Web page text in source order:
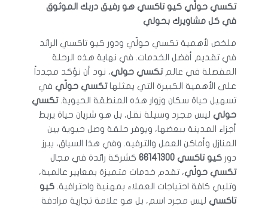
تكسي حولّي كيو تاكسي هو رفيق دربك الموثوق
في كل مشاويرك بحولي
ملخص لأهمية تكسي حولّي ودور كيو تاكسي الرائد
في تقديم أفضل الخدمات. في نهاية هذه الرحلة
المفصلة في عالمتكسي حولي، نود أن نؤكد مجدداً
على الأهمية الكبيرة التي يمثلهاتكسي حولّي في
تسهيل حياة سكان وزوار هذه المنطقة الحيوية.تكسي
حولي ليس مجرد وسيلة نقل، بل هو شريان حياة يربط
أجزاء المدينة ببعضها، ويوفر حلقة وصل حيوية بين
المنازل وأماكن العمل والترفيه. وفي هذا السياق، يبرز
دور كيو تاكسي 66141300
كشركة رائدة في مجال
تكسي حولّي، تقدم خدمات متميزة بمعايير عالمية،
وتلبي كافة احتياجات العملاء بمهنية واحترافية. كيو
تاكسي ليس مجرد اسم، بل هو علامة تجارية مرادفة